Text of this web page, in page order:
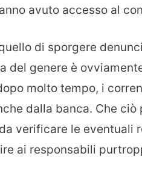
avuto accesso al
di sporgere
del genere è
molto tempo, i
dalla banca. Che ciò
verificare le eventuali
ai responsabili